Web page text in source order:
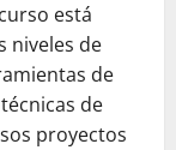
está
niveles de
de
de
proyectos